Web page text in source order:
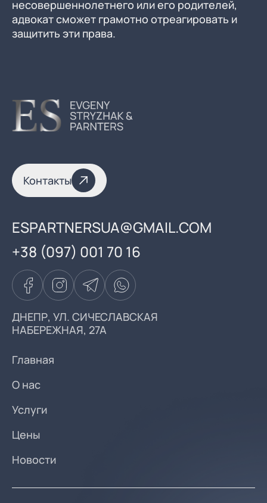
несовершеннолетнего или его родителей,
адвокат сможет грамотно отреагировать и
защитить эти права.
Контакты
ESPARTNERSUA@GMAIL.COM
+38 (097) 001 70 16
ДНЕПР, УЛ. СИЧЕСЛАВСКАЯ
НАБЕРЕЖНАЯ, 27А
Главная
О нас
Услуги
Цены
Новости